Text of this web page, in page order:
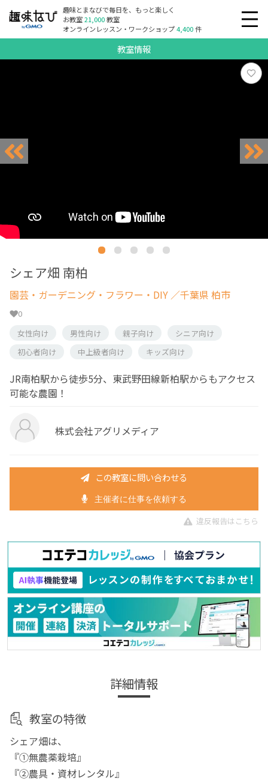
趣味とまなびで毎日を、もっと楽しく
お教室21,000教室
オンラインレッスン・ワークショップ4,400件
教室情報
シェア畑 南柏
園芸・ガーデニング・フラワー・DIY ／千葉県 柏市
0
女性向け
男性向け 親子向け
シニア向け
初心者向け
中上級者向け キッズ向け
JR南柏駅から徒歩5分、東武野田線新柏駅からもアクセス
可能な農園！
株式会社アグリメディア
この教室に問い合わせる
主催者に仕事を依頼する
違反報告はこちら
詳細情報
教室の特徴
シェア畑は、
『①無農薬栽培』
『②農具・資材レンタル』